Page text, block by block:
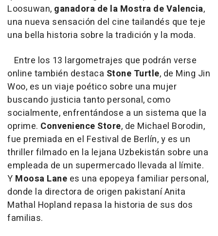
Loosuwan, ganadora de la Mostra de Valencia,
una nueva sensación del cine tailandés que teje
una bella historia sobre la tradición y la moda.
Entre los 13 largometrajes que podrán verse
online también destaca Stone Turtle, de Ming Jin
Woo, es un viaje poético sobre una mujer
buscando justicia tanto personal, como
socialmente, enfrentándose a un sistema que la
oprime. Convenience Store, de Michael Borodin,
fue premiada en el Festival de Berlín, y es un
thriller filmado en la lejana Uzbekistán sobre una
empleada de un supermercado llevada al límite.
Y Moosa Lane es una epopeya familiar personal,
donde la directora de origen pakistaní Anita
Mathal Hopland repasa la historia de sus dos
familias.